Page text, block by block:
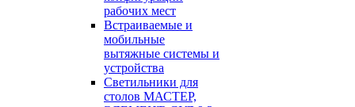
рабочих мест
Встраиваемые и
мобильные
вытяжные системы и
устройства
Светильники для
столов МАСТЕР,